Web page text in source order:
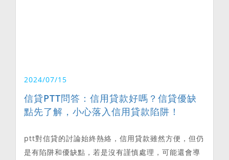
2024/07/15
信貸PTT問答：信用貸款好嗎？信貸優缺
點先了解，小心落入信用貸款陷阱！
ptt對信貸的討論始終熱絡，信用貸款雖然方便，但仍
是有陷阱和優缺點，若是沒有謹慎處理，可能還會導